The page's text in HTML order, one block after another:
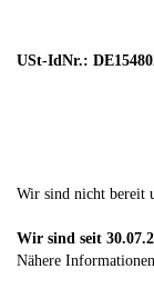
USt-IdNr.:
Wir sind nicht bereit
Wir sind seit
Nähere